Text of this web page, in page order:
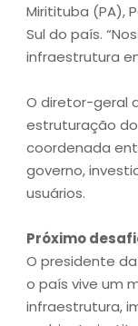
Miritituba (PA),
Sul do país.
infraestrutura
O diretor-geral
estruturação
coordenada
governo,
usuários.
Próximo
O presidente da
o país vive um
infraestrutura,